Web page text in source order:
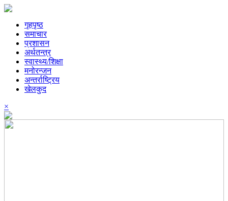
गृहपृष्ठ
समाचार
प्रशासन
अर्थतन्त्र
स्वास्थ्य/शिक्षा
मनोरन्जन
अन्तर्राष्ट्रिय
खेलकुद
×